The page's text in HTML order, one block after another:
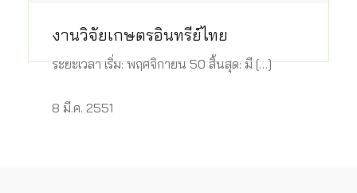
งานวิจัยเกษตรอินทรีย์ไทย
ระยะเวลา เริ่ม: พฤศจิกายน 50 สิ้นสุด: มี […]
8 มี.ค. 2551